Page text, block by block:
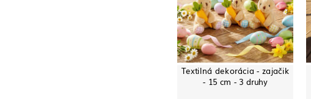
Textilná dekorácia - zajačik
- 15 cm - 3 druhy